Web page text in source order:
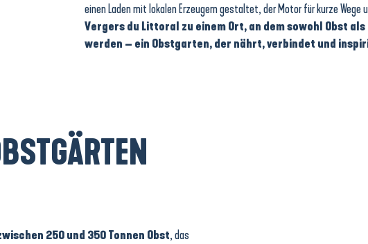
einen Laden mit lokalen Erzeugern gestaltet, der Motor für kurze Wege
Vergers du Littoral zu einem Ort, an dem sowohl Obst
werden – ein Obstgarten, der nährt, verbindet und
250 und 350 Tonnen Obst, das